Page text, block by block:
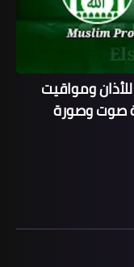
للأذان ومواقيت
صوت وصورة